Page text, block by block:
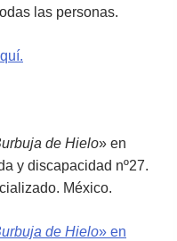
las personas.
de Hielo» en
y discapacidad nº27.
México.
de Hielo» en